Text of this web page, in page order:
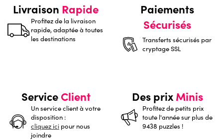
Livraison Rapide
Profitez de la livraison
rapide, adaptée à toutes
les destinations
Paiements
Sécurisés
Transferts sécurisés par
cryptage SSL
ServiceClient
Un service client à votre
disposition :
cliquez ici pour nous
joindre
Des prixMinis
Profitez de petits prix
toute l'année sur plus de
9438 puzzles !